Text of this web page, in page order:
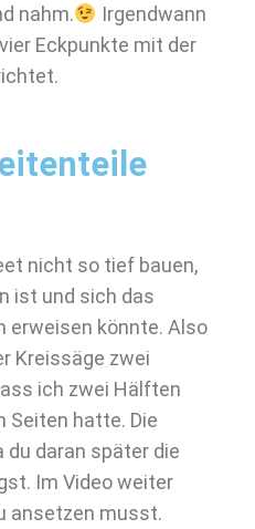
nahm.
Irgendwann
Eckpunkte mit der
nicht so tief bauen,
ist und sich das
erweisen könnte. Also
Kreissäge zwei
ich zwei Hälften
Seiten hatte. Die
du daran später die
Im Video weiter
ansetzen musst.